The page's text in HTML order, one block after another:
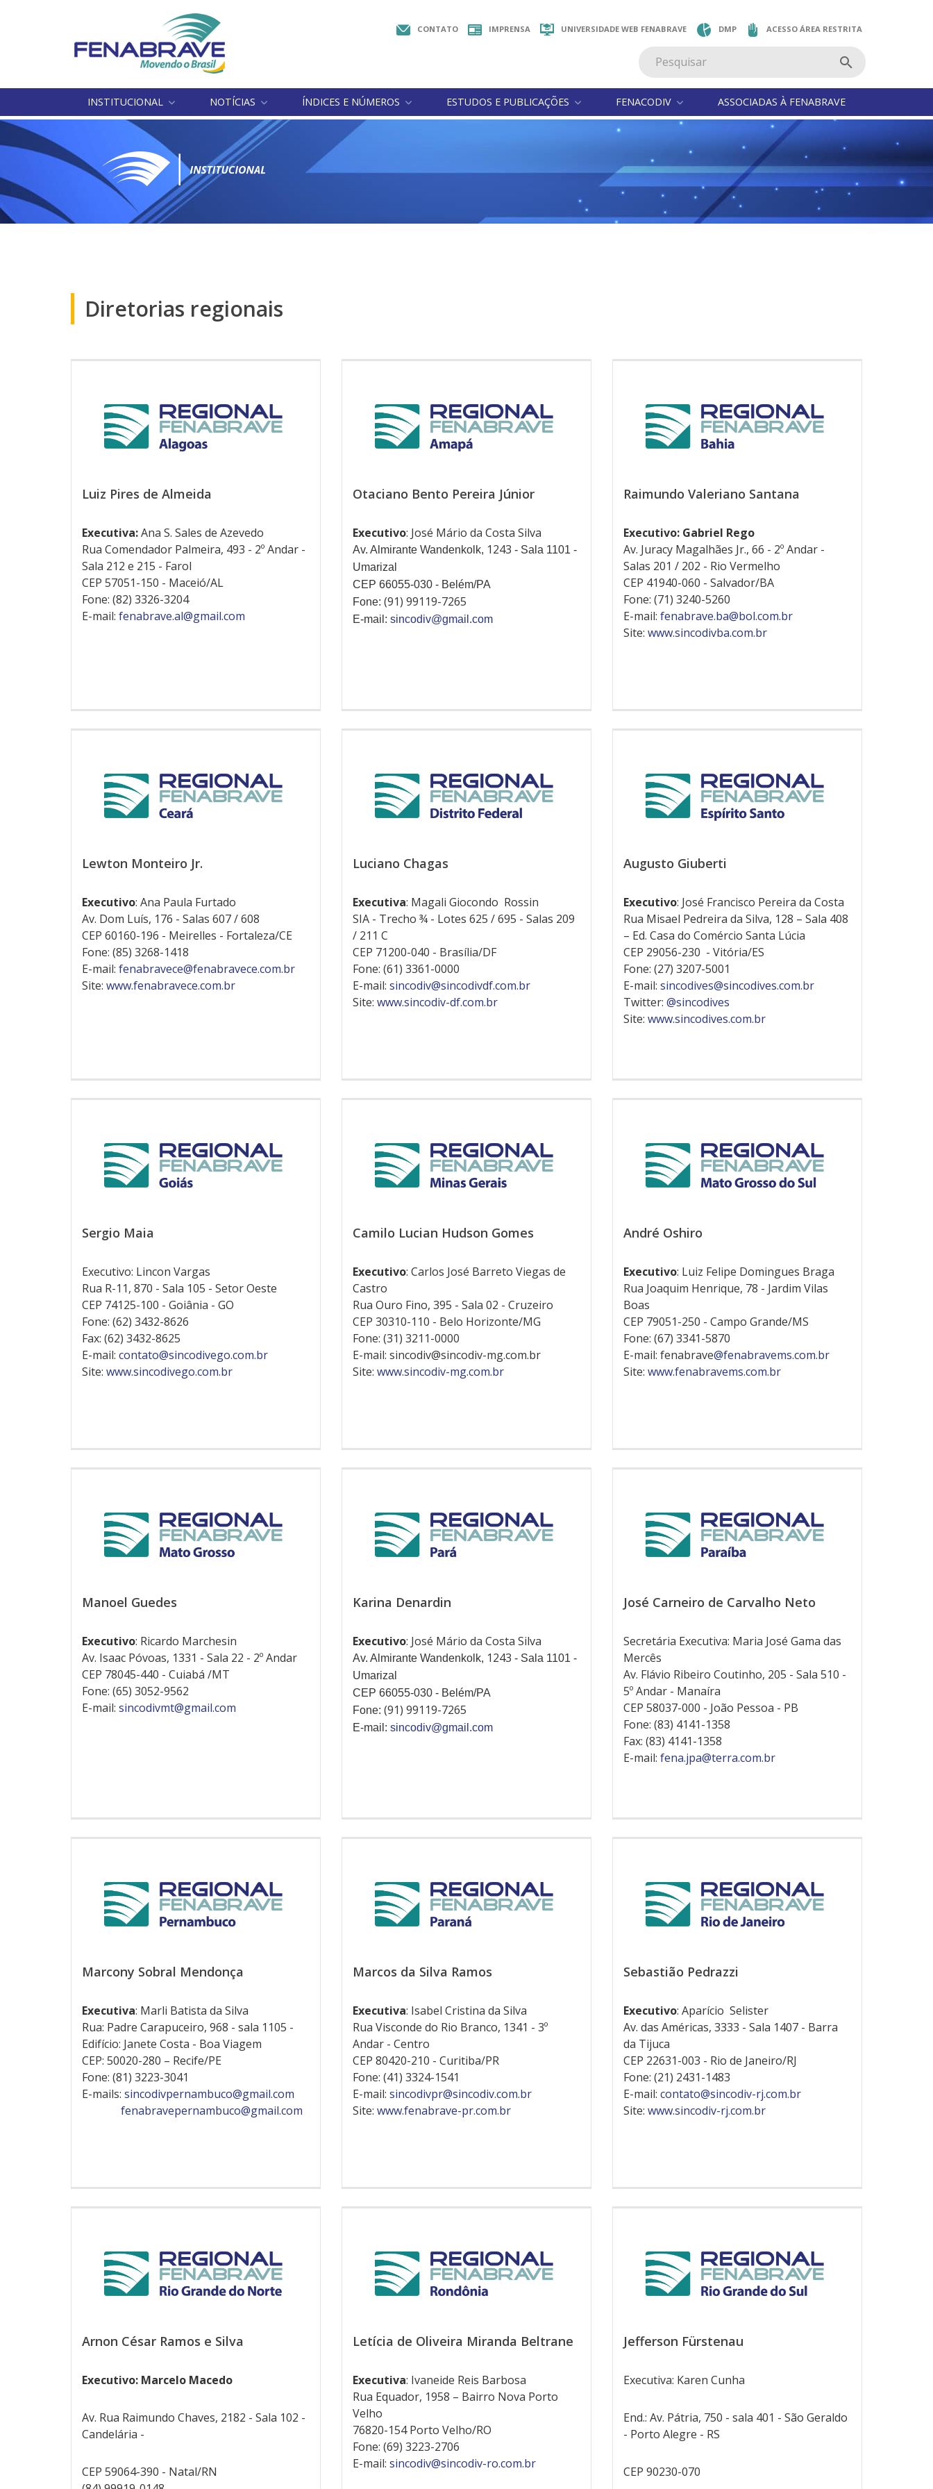
CONTATO IMPRENSA UNIVERSIDADE WEB FENABRAVE DMP ACESSO ÁREA RESTRITA
INSTITUCIONAL NOTÍCIAS ÍNDICES E NÚMEROS ESTUDOS E PUBLICAÇÕES FENACODIV ASSOCIADAS À FENABRAVE
Diretorias regionais
Luiz Pires de Almeida
Executiva:Ana S. Sales de Azevedo
Rua Comendador Palmeira, 493 - 2º Andar -
Sala 212 e 215 - Farol
CEP 57051-150 - Maceió/AL
Fone: (82) 3326-3204
E-mail: fenabrave.al@gmail.com
Otaciano Bento Pereira Júnior
Executivo: José Mário da Costa Silva
Av. Almirante Wandenkolk, 1243 - Sala 1101 -
Umarizal
CEP 66055-030 - Belém/PA
Fone: (91) 99119-7265
E-mail: sincodiv@gmail.com
Raimundo Valeriano Santana
Executivo: Gabriel Rego
Av. Juracy Magalhães Jr., 66 - 2º Andar -
Salas 201 / 202 - Rio Vermelho
CEP 41940-060 - Salvador/BA
Fone: (71) 3240-5260
E-mail: fenabrave.ba@bol.com.br
Site: www.sincodivba.com.br
Lewton Monteiro Jr.
Executivo: Ana Paula Furtado
Av. Dom Luís, 176 - Salas 607 / 608
CEP 60160-196 - Meirelles - Fortaleza/CE
Fone: (85) 3268-1418
E-mail: fenabravece@fenabravece.com.br
Site: www.fenabravece.com.br
Luciano Chagas
Executiva: Magali Giocondo Rossin
SIA - Trecho ¾ - Lotes 625 / 695 - Salas 209
/ 211 C
CEP 71200-040 - Brasília/DF
Fone: (61) 3361-0000
E-mail: sincodiv@sincodivdf.com.br
Site: www.sincodiv-df.com.br
Augusto Giuberti
Executivo: José Francisco Pereira da Costa
Rua Misael Pedreira da Silva, 128 – Sala 408
– Ed. Casa do Comércio Santa Lúcia
CEP 29056-230 - Vitória/ES
Fone: (27) 3207-5001
E-mail: sincodives@sincodives.com.br
Twitter: @sincodives
Site: www.sincodives.com.br
Sergio Maia
Executivo: Lincon Vargas
Rua R-11, 870 - Sala 105 - Setor Oeste
CEP 74125-100 - Goiânia - GO
Fone: (62) 3432-8626
Fax: (62) 3432-8625
E-mail: contato@sincodivego.com.br
Site: www.sincodivego.com.br
Camilo Lucian Hudson Gomes
Executivo: Carlos José Barreto Viegas de
Castro
Rua Ouro Fino, 395 - Sala 02 - Cruzeiro
CEP 30310-110 - Belo Horizonte/MG
Fone: (31) 3211-0000
E-mail: sincodiv@sincodiv-mg.com.br
Site: www.sincodiv-mg.com.br
André Oshiro
Executivo: Luiz Felipe Domingues Braga
Rua Joaquim Henrique, 78 - Jardim Vilas
Boas
CEP 79051-250 - Campo Grande/MS
Fone: (67) 3341-5870
E-mail: fenabrave@fenabravems.com.br
Site: www.fenabravems.com.br
Manoel Guedes
Executivo: Ricardo Marchesin
Av. Isaac Póvoas, 1331 - Sala 22 - 2º Andar
CEP 78045-440 - Cuiabá /MT
Fone: (65) 3052-9562
E-mail: sincodivmt@gmail.com
Karina Denardin
Executivo: José Mário da Costa Silva
Av. Almirante Wandenkolk, 1243 - Sala 1101 -
Umarizal
CEP 66055-030 - Belém/PA
Fone: (91) 99119-7265
E-mail: sincodiv@gmail.com
José Carneiro de Carvalho Neto
Secretária Executiva: Maria José Gama das
Mercês
Av. Flávio Ribeiro Coutinho, 205 - Sala 510 -
5º Andar - Manaíra
CEP 58037-000 - João Pessoa - PB
Fone: (83) 4141-1358
Fax: (83) 4141-1358
E-mail: fena.jpa@terra.com.br
Marcony Sobral Mendonça
Executiva: Marli Batista da Silva
Rua: Padre Carapuceiro, 968 - sala 1105 -
Edifício: Janete Costa - Boa Viagem
CEP: 50020-280 – Recife/PE
Fone: (81) 3223-3041
E-mails: sincodivpernambuco@gmail.com
fenabravepernambuco@gmail.com
Marcos da Silva Ramos
Executiva: Isabel Cristina da Silva
Rua Visconde do Rio Branco, 1341 - 3º
Andar - Centro
CEP 80420-210 - Curitiba/PR
Fone: (41) 3324-1541
E-mail: sincodivpr@sincodiv.com.br
Site: www.fenabrave-pr.com.br
Sebastião Pedrazzi
Executivo: Aparício Selister
Av. das Américas, 3333 - Sala 1407 - Barra
da Tijuca
CEP 22631-003 - Rio de Janeiro/RJ
Fone: (21) 2431-1483
E-mail: contato@sincodiv-rj.com.br
Site: www.sincodiv-rj.com.br
Arnon César Ramos e Silva
Executivo: Marcelo Macedo
Av. Rua Raimundo Chaves, 2182 - Sala 102 -
Candelária -
CEP 59064-390 - Natal/RN
Letícia de Oliveira Miranda Beltrane
Executiva: Ivaneide Reis Barbosa
Rua Equador, 1958 – Bairro Nova Porto
Velho
76820-154 Porto Velho/RO
Fone: (69) 3223-2706
E-mail: sincodiv@sincodiv-ro.com.br
Jefferson Fürstenau
Executiva: Karen Cunha
End.: Av. Pátria, 750 - sala 401 - São Geraldo
- Porto Alegre - RS
CEP 90230-070